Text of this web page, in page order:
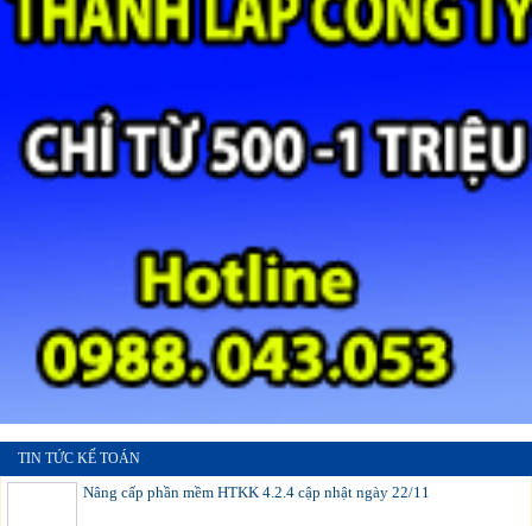
TIN TỨC KẾ TOÁN
Nâng cấp phần mềm HTKK 4.2.4 cập nhật ngày 22/11